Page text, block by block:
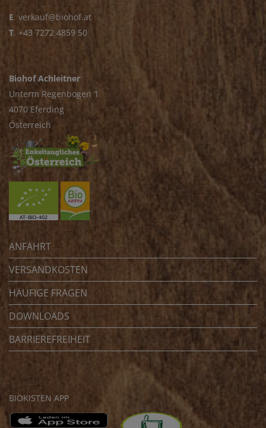
E. verkauf@biohof.at
T. +43 7272 4859 50
Biohof Achleitner
Unterm Regenbogen 1
4070 Eferding
Österreich
ANFAHRT
VERSANDKOSTEN
HÄUFIGE FRAGEN
DOWNLOADS
BARRIEREFREIHEIT
BIOKISTEN APP